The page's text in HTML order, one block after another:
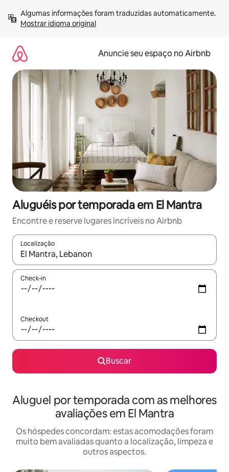
para
Mostrar idioma original
Anuncie seu espaço no Airbnb
Aluguéis por temporada em El Mantra
Encontre e reserve lugares incríveis no Airbnb
Localização
Quando os resultados estiverem disponíveis, explore-os
Check-in
Checkout
Buscar
Aluguel por temporada com as melhores
avaliações em El Mantra
Os hóspedes concordam: estas acomodações foram
muito bem avaliadas quanto a localização, limpeza e
outros aspectos.